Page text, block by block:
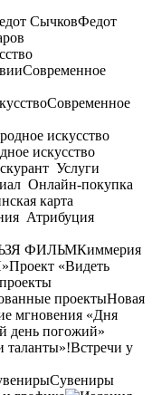
Федот
Современное
Современное
искусство
Услуги
Онлайн-покупка
карта
Атрибуция
ФИЛЬМКиммерия
Проект «Видеть
проектыНовая
мгновения «Дня
день погожий»
таланты»!Встречи у
Сувениры